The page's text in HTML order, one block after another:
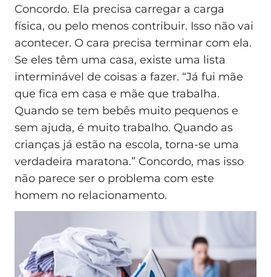
Concordo. Ela precisa carregar a carga
física, ou pelo menos contribuir. Isso não vai
acontecer. O cara precisa terminar com ela.
Se eles têm uma casa, existe uma lista
interminável de coisas a fazer. “Já fui mãe
que fica em casa e mãe que trabalha.
Quando se tem bebês muito pequenos e
sem ajuda, é muito trabalho. Quando as
crianças já estão na escola, torna-se uma
verdadeira maratona.” Concordo, mas isso
não parece ser o problema com este
homem no relacionamento.